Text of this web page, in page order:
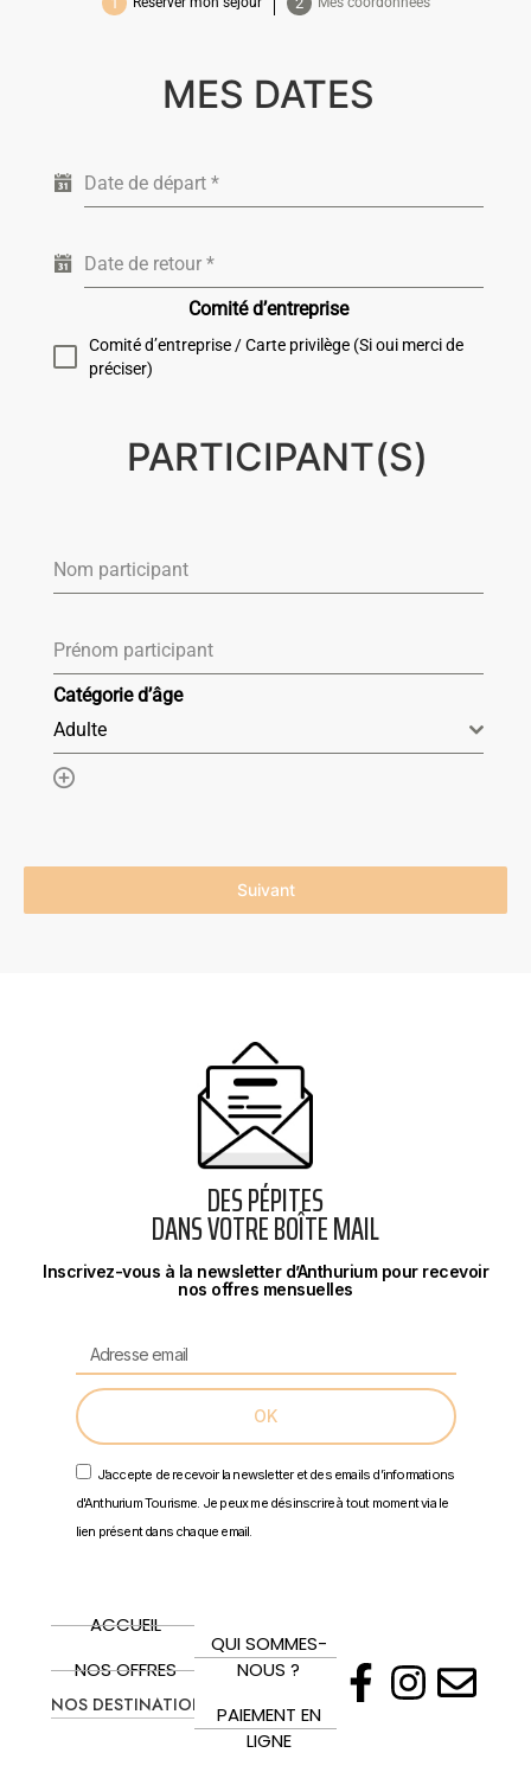
MES DATES
Date de départ *
Date de retour *
Comité d’entreprise
Comité d’entreprise / Carte privilège (Si oui merci de
préciser)
PARTICIPANT(S)
Nom participant
Prénom participant
Catégorie d’âge
Adulte
Ajouter un élément
Suivant
DES PÉPITES
DANS VOTRE BOÎTE MAIL
Inscrivez-vous à la newsletter d’Anthurium pour recevoir
nos offres mensuelles
J’accepte de recevoir la newsletter et des emails d’informations
d'Anthurium Tourisme. Je peux me désinscrire à tout moment via le
lien présent dans chaque email.
OK
ACCUEIL
NOS OFFRES
NOS DESTINATIONS
QUI SOMMES-
NOUS ?
PAIEMENT EN
LIGNE